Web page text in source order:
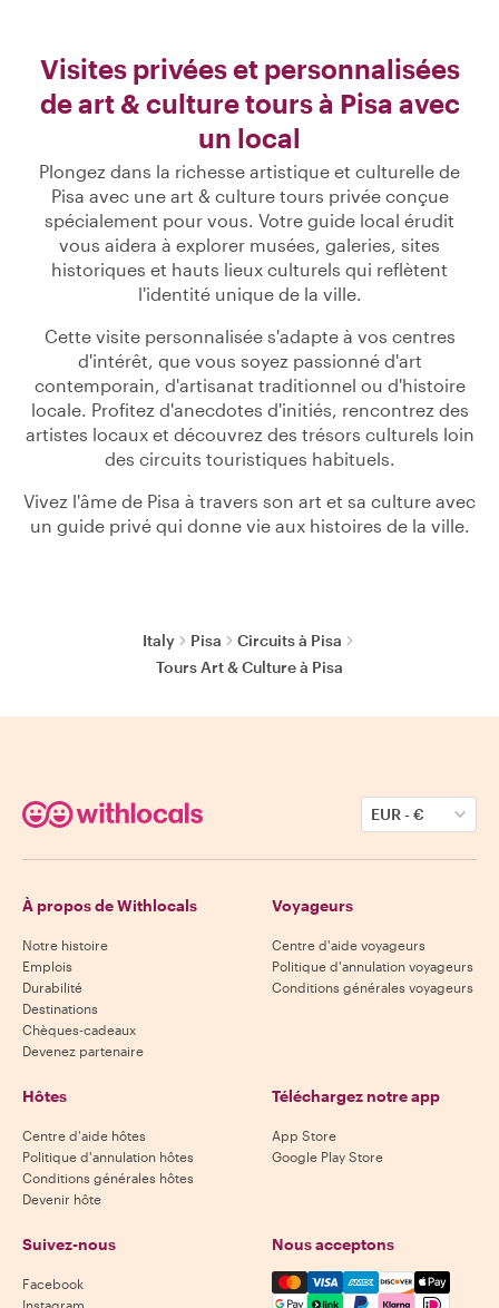
Visites privées et personnalisées
de art & culture tours à Pisa avec
un local
Plongez dans la richesse artistique et culturelle de
Pisa avec une art & culture tours privée conçue
spécialement pour vous. Votre guide local érudit
vous aidera à explorer musées, galeries, sites
historiques et hauts lieux culturels qui reflètent
l'identité unique de la ville.
Cette visite personnalisée s'adapte à vos centres
d'intérêt, que vous soyez passionné d'art
contemporain, d'artisanat traditionnel ou d'histoire
locale. Profitez d'anecdotes d'initiés, rencontrez des
artistes locaux et découvrez des trésors culturels loin
des circuits touristiques habituels.
Vivez l'âme de Pisa à travers son art et sa culture avec
un guide privé qui donne vie aux histoires de la ville.
Italy Pisa
Circuits à Pisa
Tours Art & Culture à Pisa
EUR-€
À propos de Withlocals
Notre histoire
Emplois
Durabilité
Destinations
Chèques-cadeaux
Devenez partenaire
Voyageurs
Centre d'aide voyageurs
Politique d'annulation voyageurs
Conditions générales voyageurs
Hôtes
Centre d'aide hôtes
Politique d'annulation hôtes
Conditions générales hôtes
Devenir hôte
Téléchargez notre app
App Store
Google Play Store
Suivez-nous
Facebook
Instagram
Nous acceptons
Mastercard, Visa, Amex,